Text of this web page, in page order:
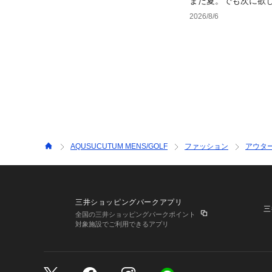
2026/8/6
AQUSUCUTUM MENS/GOLF ファッション アウタ
三井ショッピングパークアプリ
全国の三井ショッピングパークポイント
対象施設でご利用できるアプリ